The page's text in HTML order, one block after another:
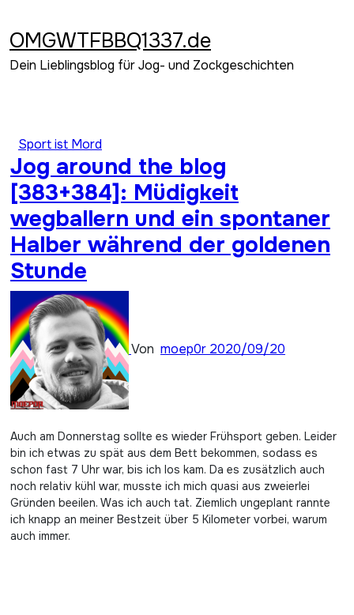
springen
OMGWTFBBQ1337.de
Dein Lieblingsblog für Jog- und Zockgeschichten
Sport ist Mord
Jog around the blog
[383+384]: Müdigkeit
wegballern und ein spontaner
Halber während der goldenen
Stunde
Von moep0r 2020/09/20
Auch am Donnerstag sollte es wieder Frühsport geben. Leider
bin ich etwas zu spät aus dem Bett bekommen, sodass es
schon fast 7 Uhr war, bis ich los kam. Da es zusätzlich auch
noch relativ kühl war, musste ich mich quasi aus zweierlei
Gründen beeilen. Was ich auch tat. Ziemlich ungeplant rannte
ich knapp an meiner Bestzeit über 5 Kilometer vorbei, warum
auch immer.